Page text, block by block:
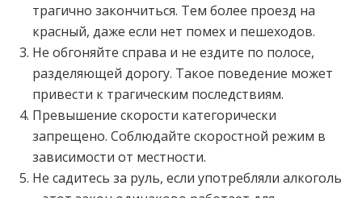
трагично закончиться. Тем более проезд на
красный, даже если нет помех и пешеходов.
Не обгоняйте справа и не ездите по полосе,
разделяющей дорогу. Такое поведение может
привести к трагическим последствиям.
Превышение скорости категорически
запрещено. Соблюдайте скоростной режим в
зависимости от местности.
Не садитесь за руль, если употребляли алкоголь